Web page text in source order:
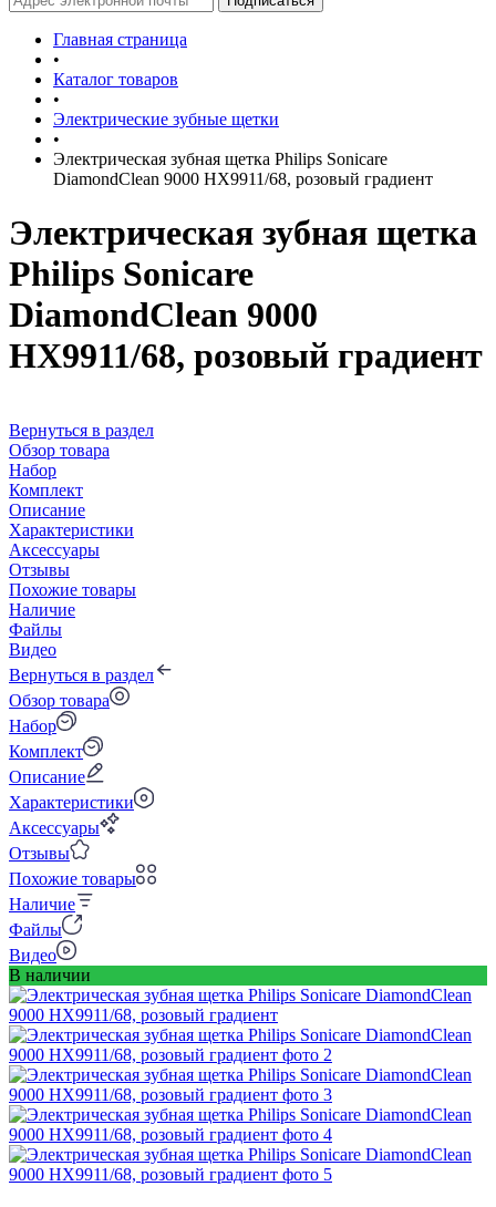
Главная страница
•
Каталог товаров
•
Электрические зубные щетки
•
Электрическая зубная щетка Philips Sonicare
DiamondClean 9000 HX9911/68, розовый градиент
Электрическая зубная щетка
Philips Sonicare
DiamondClean 9000
HX9911/68, розовый градиент
Вернуться в раздел
Обзор товара
Набор
Комплект
Описание
Характеристики
Аксессуары
Отзывы
Похожие товары
Наличие
Файлы
Видео
Вернуться в раздел
Обзор товара
Набор
Комплект
Описание
Характеристики
Аксессуары
Отзывы
Похожие товары
Наличие
Файлы
Видео
В наличии